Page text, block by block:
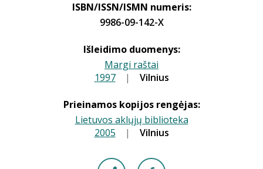
ISBN/ISSN/ISMN numeris:
9986-09-142-X
Išleidimo duomenys:
Margi raštai
1997 | Vilnius
Prieinamos kopijos rengėjas:
Lietuvos aklųjų biblioteka
2005 | Vilnius